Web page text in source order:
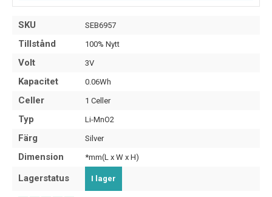
SKU SEB6957
Tillstånd 100% Nytt
Volt 3V
Kapacitet 0.06Wh
Celler 1 Celler
Typ Li-MnO2
Färg Silver
Dimension *mm(L x W x H)
Lagerstatus I lager